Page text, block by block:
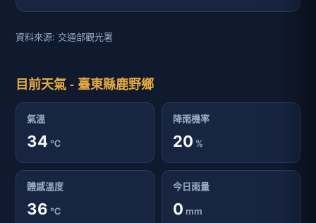
資料來源: 交通部觀光署
目前天氣 - 臺東縣鹿野鄉
氣溫
34 ℃
降雨機率
20 %
體感溫度
36 ℃
今日雨量
0 mm